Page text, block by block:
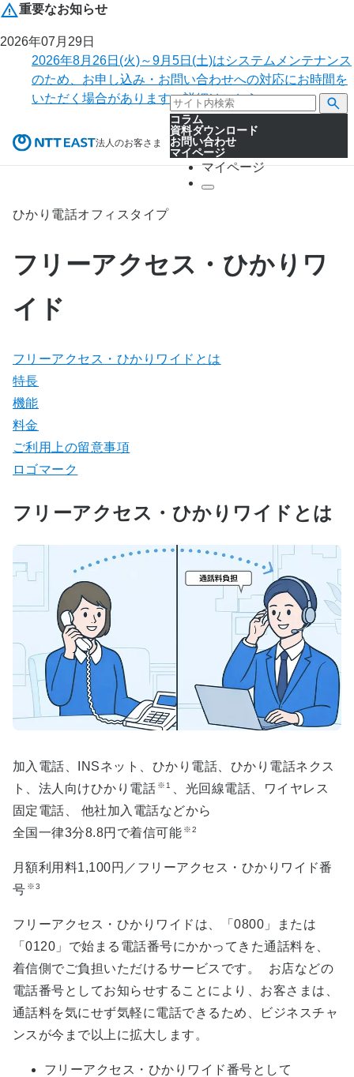
重要なお知らせ
2026年07月29日
2026年8月26日(火)～9月5日(土)はシステムメンテナンス
のため、お申し込み・お問い合わせへの対応にお時間を
いただく場合があります。詳細はこちら。
法人のお客さま
コラム
資料ダウンロード
お問い合わせ
マイページ
マイページ
ひかり電話オフィスタイプ
フリーアクセス・ひかりワ
イド
フリーアクセス・ひかりワイドとは
特長
機能
料金
ご利用上の留意事項
ロゴマーク
フリーアクセス・ひかりワイドとは
加入電話、INSネット、ひかり電話、ひかり電話ネクス
ト、法人向けひかり電話 ※1 、光回線電話、ワイヤレス
固定電話、 他社加入電話などから
全国一律3分8.8円で着信可能 ※2
月額利用料1,100円／フリーアクセス・ひかりワイド番
号 ※3
フリーアクセス・ひかりワイドは、「0800」または
「0120」で始まる電話番号にかかってきた通話料を、
着信側でご負担いただけるサービスです。 お店などの
電話番号としてお知らせすることにより、お客さまは、
通話料を気にせず気軽に電話できるため、ビジネスチャ
ンスが今まで以上に拡大します。
フリーアクセス・ひかりワイド番号として